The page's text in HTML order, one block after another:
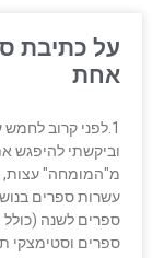
על כתיבת
אחת
1.לפני קרוב
וביקשתי להיפגש
מ"המומחה" עצות,
ספרים לשנה
ספרים וסטימצקי